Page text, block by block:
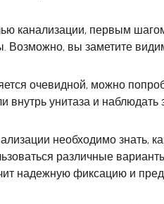
канализации, первым
Возможно, вы заметите
очевидной, можно
внутрь унитаза и
необходимо знать,
различные
надежную фиксацию и